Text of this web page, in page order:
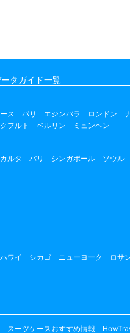
タガイド一覧
ス パリ エジンバラ ロンドン
フルト ベルリン ミュンヘン
ルタ バリ シンガポール ソウル
ハワイ シカゴ ニューヨーク ロサ
スーツケースおすすめ情報